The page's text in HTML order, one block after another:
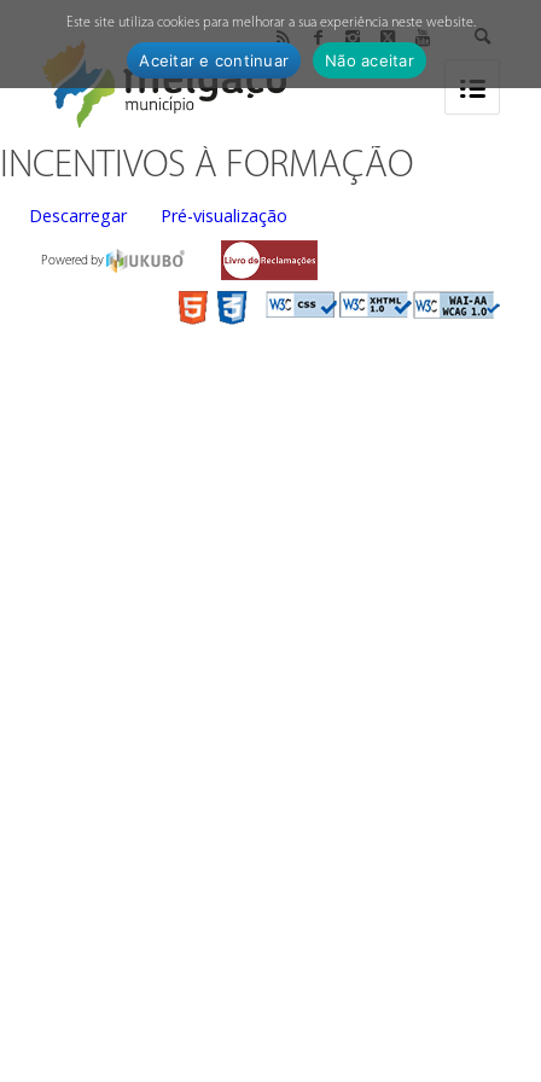
INCENTIVOS À FORMAÇÃO
Descarregar Pré-visualização
Powered by
Este site utiliza cookies para melhorar a sua experiência neste website.
Aceitar e continuar Não aceitar